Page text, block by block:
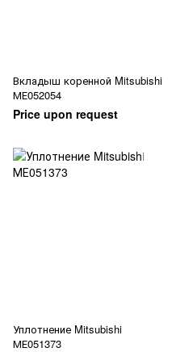
Вкладыш коренной Mitsubishi
МЕ052054
Price upon request
Уплотнение Mitsubishi
МЕ051373